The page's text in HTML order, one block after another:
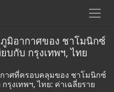
มิอากาศของ ชาโมนิกซ์
บกับ กรุงเทพฯ, ไทย
าศที่ครอบคลุมของ ชาโมนิกซ์
รุงเทพฯ, ไทย: ค่าเฉลี่ยราย